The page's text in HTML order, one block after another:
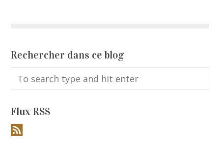
Rechercher dans ce blog
Flux RSS